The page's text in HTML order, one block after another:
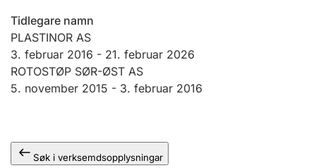
Ektepaktrettleiaren
Andre tema
Tidlegare namn
PLASTINOR AS
3. februar 2016 - 21. februar 2026
ROTOSTØP SØR-ØST AS
5. november 2015 - 3. februar 2016
Søk i verksemdsopplysningar